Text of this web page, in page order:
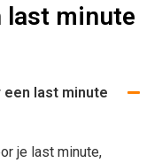
last minute
last minute
je last minute,